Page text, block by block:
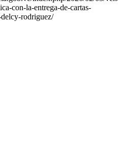
con-la-entrega-de-cartas-
delcy-rodriguez/